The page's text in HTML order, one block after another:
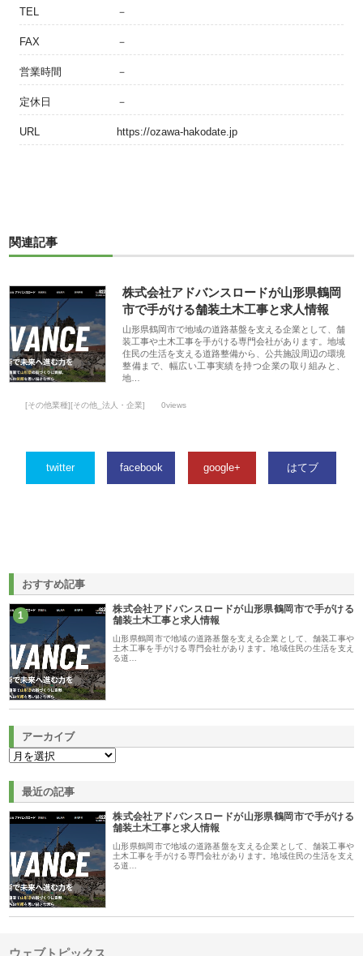
TEL －
FAX －
営業時間 －
定休日 －
URL https://ozawa-hakodate.jp
関連記事
株式会社アドバンスロードが山形県鶴岡
市で手がける舗装土木工事と求人情報
山形県鶴岡市で地域の道路基盤を支える企業として、舗
装工事や土木工事を手がける専門会社があります。地域
住民の生活を支える道路整備から、公共施設周辺の環境
整備まで、幅広い工事実績を持つ企業の取り組みと、
地…
[その他業種][その他_法人・企業] 0views
twitter facebook google+ はてブ
おすすめ記事
1
株式会社アドバンスロードが山形県鶴岡市で手がける
舗装土木工事と求人情報
山形県鶴岡市で地域の道路基盤を支える企業として、舗装工事や
土木工事を手がける専門会社があります。地域住民の生活を支え
る道…
アーカイブ
最近の記事
株式会社アドバンスロードが山形県鶴岡市で手がける
舗装土木工事と求人情報
山形県鶴岡市で地域の道路基盤を支える企業として、舗装工事や
土木工事を手がける専門会社があります。地域住民の生活を支え
る道…
ウェブトピックス